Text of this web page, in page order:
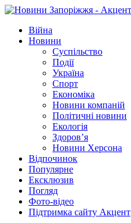
Війна
Новини
Суспільство
Події
Україна
Спорт
Економіка
Новини компаній
Політичні новини
Екологія
Здоров’я
Новини Херсона
Відпочинок
Популярне
Ексклюзив
Погляд
Фото-відео
Підтримка сайту Акцент